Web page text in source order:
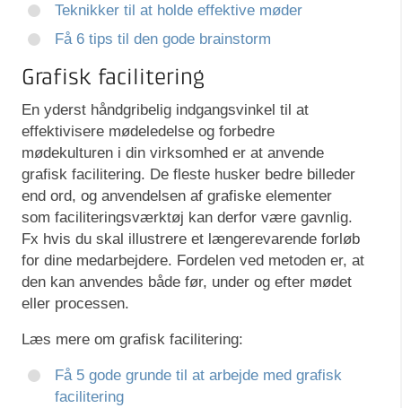
Teknikker til at holde effektive møder
Få 6 tips til den gode brainstorm
Grafisk facilitering
En yderst håndgribelig indgangsvinkel til at
effektivisere mødeledelse og forbedre
mødekulturen i din virksomhed er at anvende
grafisk facilitering. De fleste husker bedre billeder
end ord, og anvendelsen af grafiske elementer
som faciliteringsværktøj kan derfor være gavnlig.
Fx hvis du skal illustrere et længerevarende forløb
for dine medarbejdere. Fordelen ved metoden er, at
den kan anvendes både før, under og efter mødet
eller processen.
Læs mere om grafisk facilitering:
Få 5 gode grunde til at arbejde med grafisk
facilitering